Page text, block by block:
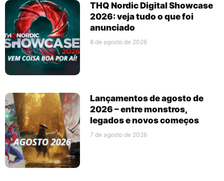
THQ Nordic Digital Showcase
2026: veja tudo o que foi
anunciado
8 de agosto de 2026
Lançamentos de agosto de
2026 – entre monstros,
legados e novos começos
7 de agosto de 2026